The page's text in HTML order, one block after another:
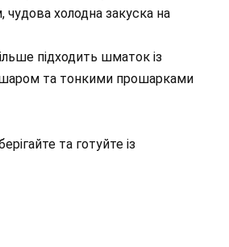
чудова холодна закуска на
підходить шматок із
та тонкими прошарками
та готуйте із